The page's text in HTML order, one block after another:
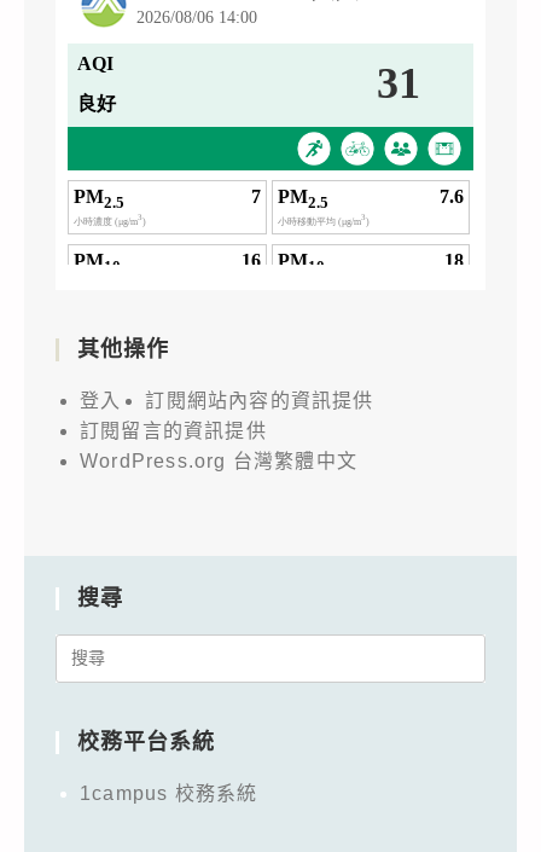
其他操作
登入
訂閱網站內容的資訊提供
訂閱留言的資訊提供
WordPress.org 台灣繁體中文
搜尋
Search
校務平台系統
1campus 校務系統